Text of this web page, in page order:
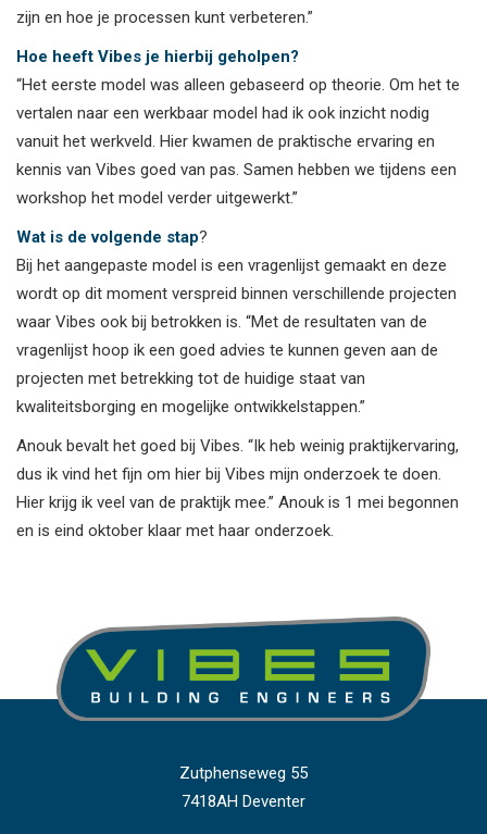
zijn en hoe je processen kunt verbeteren.”
Hoe heeft Vibes je hierbij geholpen?
“Het eerste model was alleen gebaseerd op theorie. Om het te
vertalen naar een werkbaar model had ik ook inzicht nodig
vanuit het werkveld. Hier kwamen de praktische ervaring en
kennis van Vibes goed van pas. Samen hebben we tijdens een
workshop het model verder uitgewerkt.”
Wat is de volgende stap?
Bij het aangepaste model is een vragenlijst gemaakt en deze
wordt op dit moment verspreid binnen verschillende projecten
waar Vibes ook bij betrokken is. “Met de resultaten van de
vragenlijst hoop ik een goed advies te kunnen geven aan de
projecten met betrekking tot de huidige staat van
kwaliteitsborging en mogelijke ontwikkelstappen.”
Anouk bevalt het goed bij Vibes. “Ik heb weinig praktijkervaring,
dus ik vind het fijn om hier bij Vibes mijn onderzoek te doen.
Hier krijg ik veel van de praktijk mee.” Anouk is 1 mei begonnen
en is eind oktober klaar met haar onderzoek.
Zutphenseweg 55
7418AH Deventer